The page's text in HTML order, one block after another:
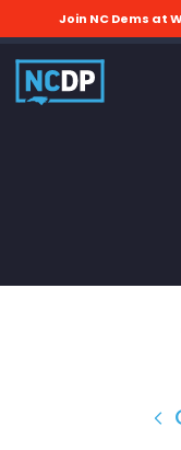
Join NC Dems at